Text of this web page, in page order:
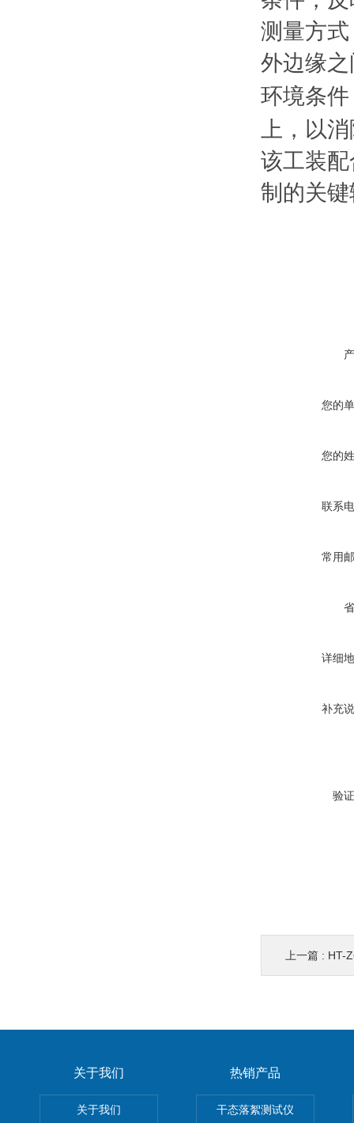
测量方
外边缘
环境条
上‌，以
该工装
制的关
您的
您的
联系
常用
详细
补充
验
上一篇 : HT-
关于我们
关于我们
热销产品
干态落絮测试仪